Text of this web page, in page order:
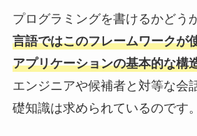
プログラミングを書けるかどう
言語ではこのフレームワークが
アプリケーションの基本的な構
エンジニアや候補者と対等な会
礎知識は求められているのです。